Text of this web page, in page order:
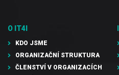
O IT4I
KDO JSME
ORGANIZAČNÍ STRUKTURA
ČLENSTVÍ V ORGANIZACÍCH